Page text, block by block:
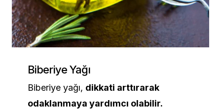
Biberiye Yağı
Biberiye yağı, dikkati arttırarak
odaklanmaya yardımcı olabilir.